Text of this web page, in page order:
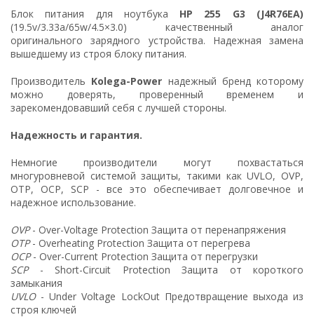
Блок питания для ноутбука HP 255 G3 (J4R76EA)
(19.5v/3.33a/65w/4.5×3.0) качественный аналог
оригинального зарядного устройства. Надежная замена
вышедшему из строя блоку питания.
Производитель Kolega-Power надежный бренд которому
можно доверять, проверенный временем и
зарекомендовавший себя с лучшей стороны.
Надежность и гарантия.
Немногие производители могут похвастаться
многуровневой системой защиты, такими как UVLO, OVP,
OTP, OCP, SCP - все это обеспечивает долговечное и
надежное использование.
OVP- Over-Voltage Protection Защита от перенапряжения
OTP- Overheating Protection Защита от перегрева
OCP- Over-Current Protection Защита от перегрузки
SCP- Short-Circuit Protection Защита от короткого
замыкания
UVLO- Under Voltage LockOut Предотвращение выхода из
строя ключей